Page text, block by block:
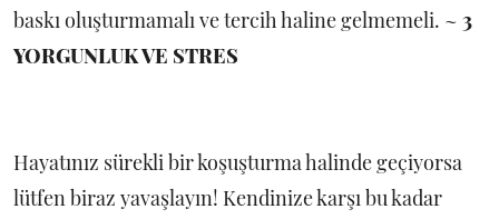
baskı oluşturmamalı ve tercih haline gelmemeli. ~ 3
YORGUNLUK VE STRES
Hayatınız sürekli bir koşuşturma halinde geçiyorsa
lütfen biraz yavaşlayın! Kendinize karşı bu kadar